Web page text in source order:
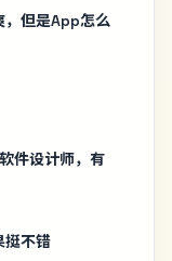
但是App怎么
件设计师，有
挺不错